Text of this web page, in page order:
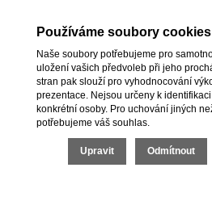
Používáme soubory cookies
Naše soubory potřebujeme pro
uložení vašich předvoleb při jeho
stran pak slouží pro vyhodnocování
prezentace. Nejsou určeny k
konkrétní osoby. Pro uchování jiných
potřebujeme váš souhlas.
Upravit Odmítnout